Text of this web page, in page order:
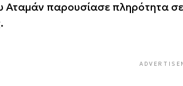
Αταμάν παρουσίασε πληρότητα